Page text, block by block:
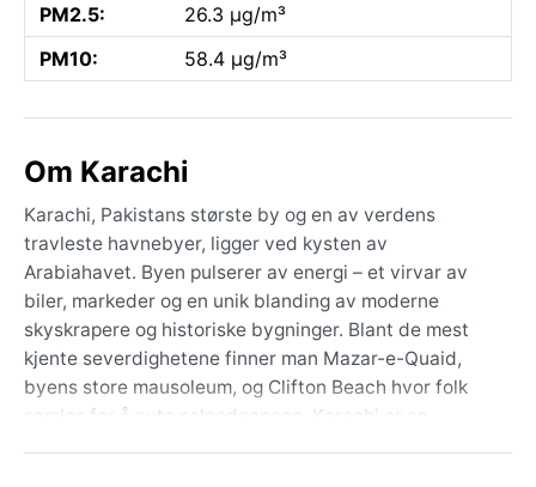
PM2.5:
26.3 µg/m³
PM10:
58.4 µg/m³
Om Karachi
Karachi, Pakistans største by og en av verdens
travleste havnebyer, ligger ved kysten av
Arabiahavet. Byen pulserer av energi – et virvar av
biler, markeder og en unik blanding av moderne
skyskrapere og historiske bygninger. Blant de mest
kjente severdighetene finner man Mazar-e-Quaid,
byens store mausoleum, og Clifton Beach hvor folk
samles for å nyte solnedgangen. Karachi er en